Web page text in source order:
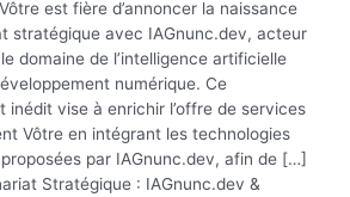
est fière d’annoncer la naissance
stratégique avec IAGnunc.dev, acteur
domaine de l’intelligence artificielle
numérique. Ce
inédit vise à enrichir l’offre de services
Vôtre en intégrant les technologies
proposées par IAGnunc.dev, afin de […]
Stratégique : IAGnunc.dev &